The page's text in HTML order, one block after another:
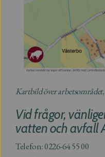
Kartbild över
Vid frågor,
vatten och avfall
Telefon: 0226-64 55 00